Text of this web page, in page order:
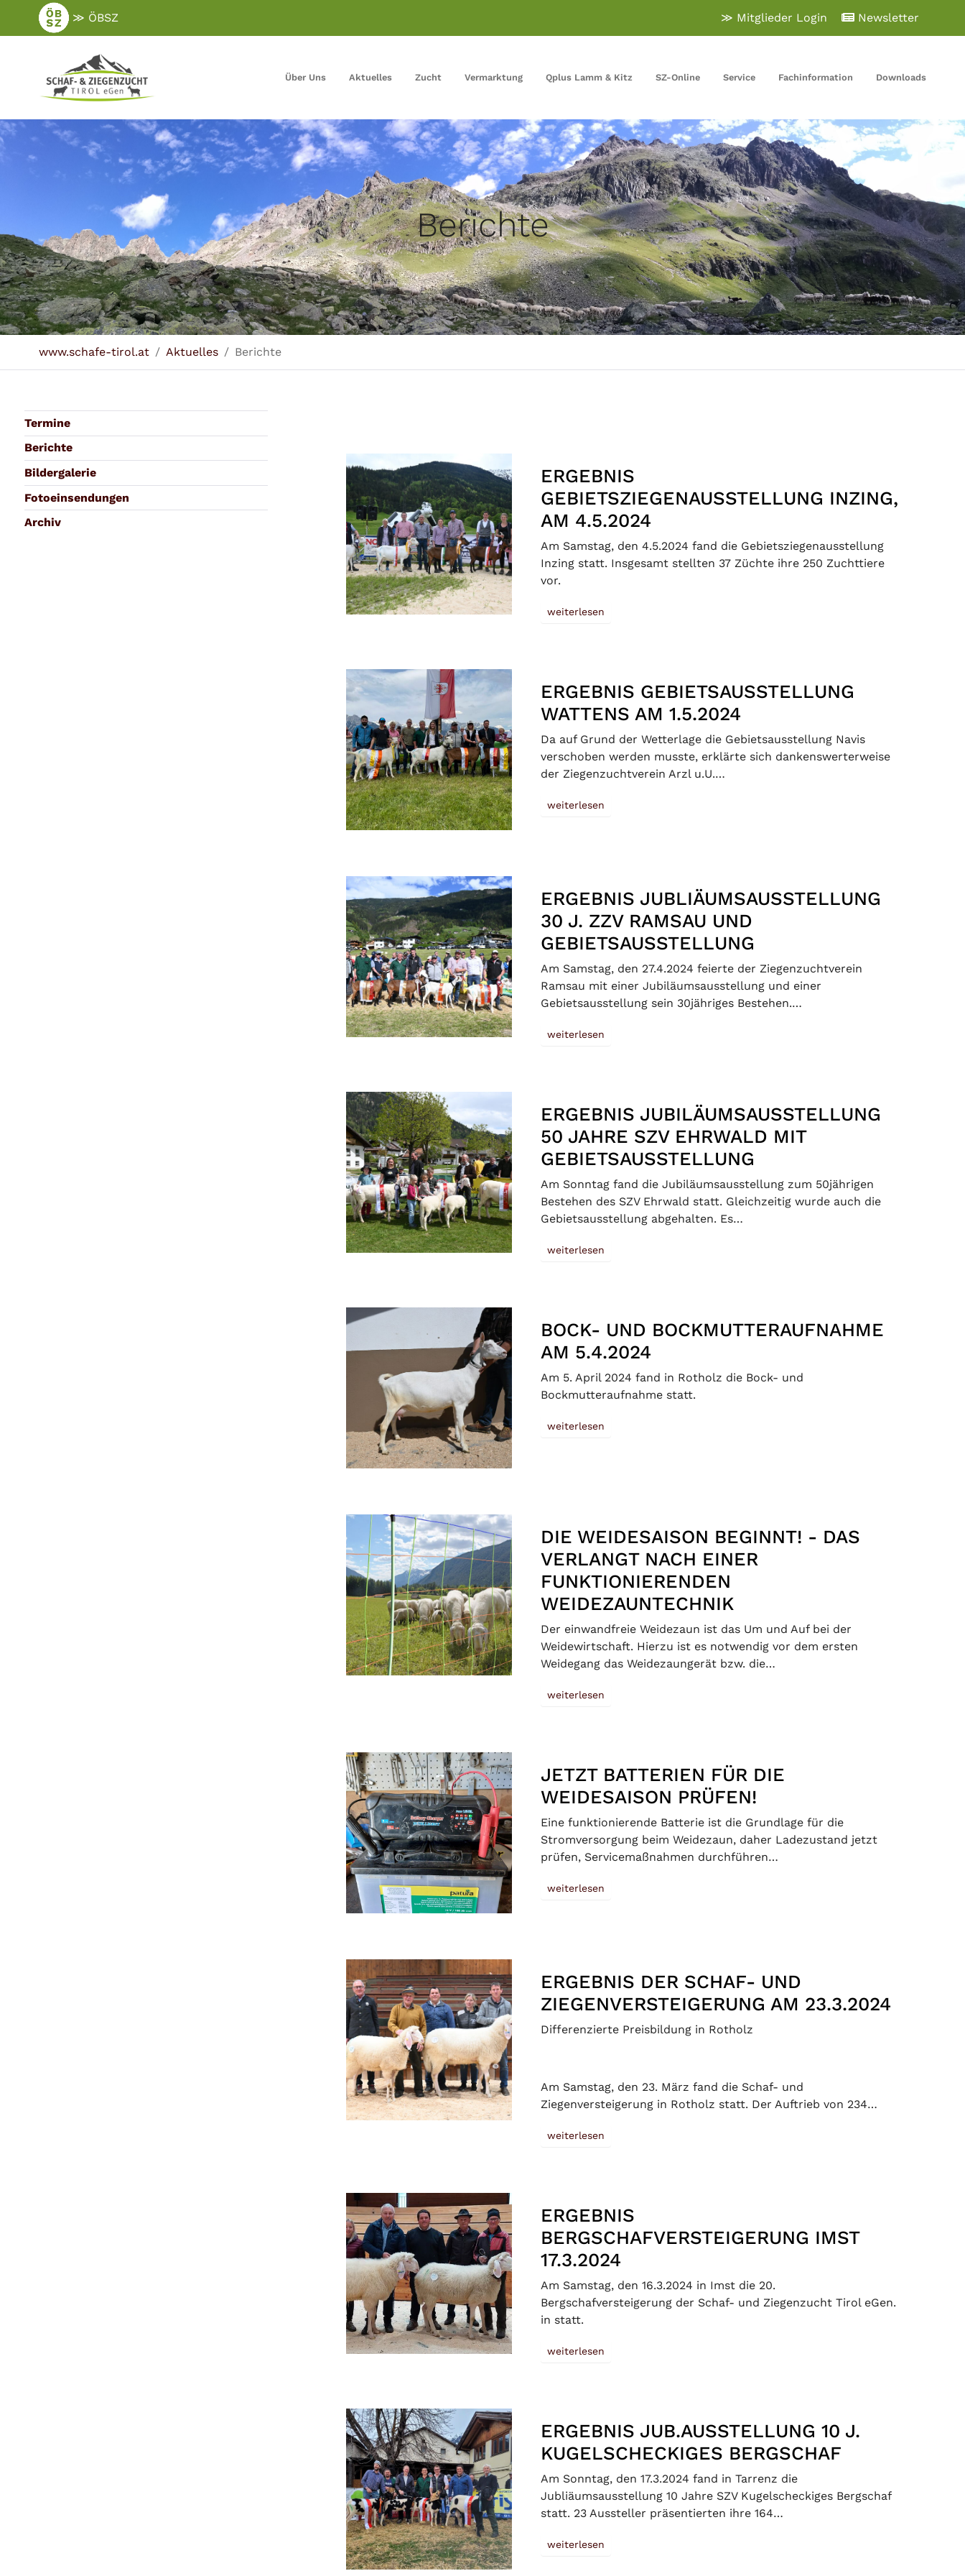
Hauptinhalt
≫ ÖBSZ Newsletter
≫ Mitglieder Login
Über Uns Aktuelles Zucht Vermarktung Qplus Lamm & Kitz SZ-Online Service Fachinformation Downloads
Berichte
www.schafe-tirol.at Aktuelles Berichte
Termine
Berichte
Bildergalerie
Fotoeinsendungen
Archiv
ERGEBNIS
GEBIETSZIEGENAUSSTELLUNG INZING,
AM 4.5.2024
Am Samstag, den 4.5.2024 fand die Gebietsziegenausstellung
Inzing statt. Insgesamt stellten 37 Züchte ihre 250 Zuchttiere
vor.
weiterlesen
ERGEBNIS GEBIETSAUSSTELLUNG
WATTENS AM 1.5.2024
Da auf Grund der Wetterlage die Gebietsausstellung Navis
verschoben werden musste, erklärte sich dankenswerterweise
der Ziegenzuchtverein Arzl u.U.…
weiterlesen
ERGEBNIS JUBLIÄUMSAUSSTELLUNG
30 J. ZZV RAMSAU UND
GEBIETSAUSSTELLUNG
Am Samstag, den 27.4.2024 feierte der Ziegenzuchtverein
Ramsau mit einer Jubiläumsausstellung und einer
Gebietsausstellung sein 30jähriges Bestehen.…
weiterlesen
ERGEBNIS JUBILÄUMSAUSSTELLUNG
50 JAHRE SZV EHRWALD MIT
GEBIETSAUSSTELLUNG
Am Sonntag fand die Jubiläumsausstellung zum 50jährigen
Bestehen des SZV Ehrwald statt. Gleichzeitig wurde auch die
Gebietsausstellung abgehalten. Es…
weiterlesen
BOCK- UND BOCKMUTTERAUFNAHME
AM 5.4.2024
Am 5. April 2024 fand in Rotholz die Bock- und
Bockmutteraufnahme statt.
weiterlesen
DIE WEIDESAISON BEGINNT! - DAS
VERLANGT NACH EINER
FUNKTIONIERENDEN
WEIDEZAUNTECHNIK
Der einwandfreie Weidezaun ist das Um und Auf bei der
Weidewirtschaft. Hierzu ist es notwendig vor dem ersten
Weidegang das Weidezaungerät bzw. die…
weiterlesen
JETZT BATTERIEN FÜR DIE
WEIDESAISON PRÜFEN!
Eine funktionierende Batterie ist die Grundlage für die
Stromversorgung beim Weidezaun, daher Ladezustand jetzt
prüfen, Servicemaßnahmen durchführen…
weiterlesen
ERGEBNIS DER SCHAF- UND
ZIEGENVERSTEIGERUNG AM 23.3.2024
Differenzierte Preisbildung in Rotholz
Am Samstag, den 23. März fand die Schaf- und
Ziegenversteigerung in Rotholz statt. Der Auftrieb von 234…
weiterlesen
ERGEBNIS
BERGSCHAFVERSTEIGERUNG IMST
17.3.2024
Am Samstag, den 16.3.2024 in Imst die 20.
Bergschafversteigerung der Schaf- und Ziegenzucht Tirol eGen.
in statt.
weiterlesen
ERGEBNIS JUB.AUSSTELLUNG 10 J.
KUGELSCHECKIGES BERGSCHAF
Am Sonntag, den 17.3.2024 fand in Tarrenz die
Jubliäumsausstellung 10 Jahre SZV Kugelscheckiges Bergschaf
statt. 23 Aussteller präsentierten ihre 164…
weiterlesen